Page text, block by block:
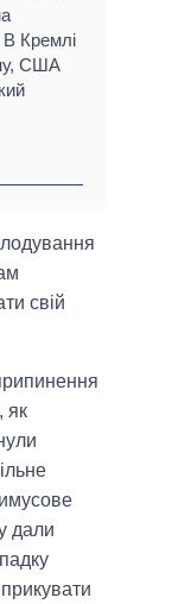
Кремлі
США
свій
як
дали